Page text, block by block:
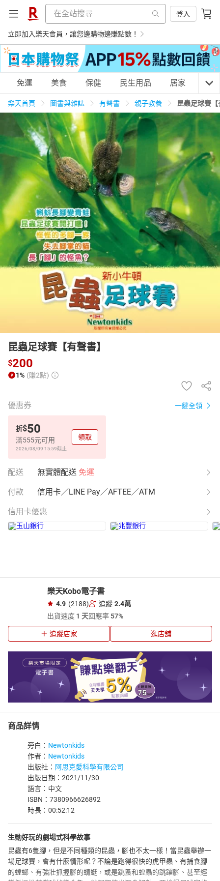
登入
立即加入樂天會員，讓您邊購物邊賺點數！
購物網分類
天天免運 美食蛋糕 養生保健 民生用品
居家生活 3C家電 運動休閒 親子玩具
女裝 男裝 化妝保養 情趣用品
日本購物 電子/紙本書
HOT
免運 美食 保健 民生用品 居家 3C
樂天首頁 圖書與雜誌 有聲書 親子教養 昆蟲足球賽
昆蟲足球賽【有聲書】
$200
1% (賺2點)
優惠券 一鍵全領
折$50
滿555元可用
2026/08/09 15:59截止
領取
配送 無實體配送 免運
付款 信用卡／LINE Pay／AFTEE／ATM
信用卡優惠
樂天Kobo電子書
4.9 (2188) 追蹤 2.4萬
出貨速度 1 天回應率57%
追蹤店家 逛店舖
商品詳情
旁白： Newtonkids
作者： Newtonkids
出版社： 阿思克愛科學有限公司
出版日期：2021/11/30
語言：中文
ISBN：7380966626892
時長：00:52:12
生動好玩的劇場式科學故事
昆蟲有6隻腳，但是不同種類的昆蟲，腳也不太一樣！當昆蟲舉辦一
場足球賽，會有什麼情形呢？不論是跑得很快的虎甲蟲、有捕食腳
的螳螂、有強壯抓握腳的蜻蜓，或是跳蚤和蝗蟲的跳躍腳、甚至經